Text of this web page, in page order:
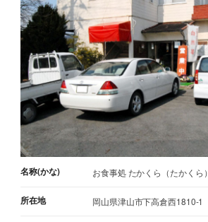
名称(かな) お食事処 たかくら（たかくら）
所在地 岡山県津山市下高倉西1810-1